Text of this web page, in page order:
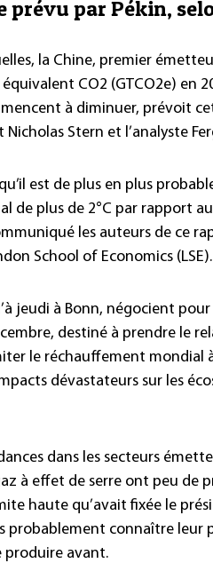
prévu par Pékin,
la Chine, premier
CO2 (GTCO2e) en
à diminuer, prévoit
Stern et l’analyste
est de plus en plus
de plus de 2°C par rapport
les auteurs de ce
School of Economics (LSE).
jeudi à Bonn, négocient
destiné à prendre le
le réchauffement mondial
dévastateurs sur les
dans les secteurs
à effet de serre ont peu de
haute qu’avait fixée le
probablement connaître leur
produire avant.